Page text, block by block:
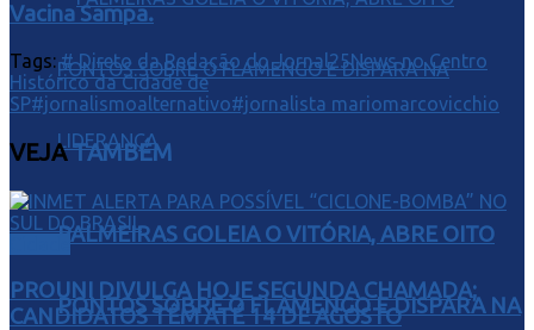
PALMEIRAS GOLEIA O VITÓRIA, ABRE OITO
PONTOS SOBRE O FLAMENGO E DISPARA NA
Vacina Sampa.
Tags: # Direto da Redação do Jornal25News no Centro
Histórico da Cidade de
SP#jornalismoalternativo#jornalista mariomarcovicchio
VEJATAMBÉM
PROUNI DIVULGA HOJE SEGUNDA CHAMADA;
CANDIDATOS TÊM ATÉ 14 DE AGOSTO